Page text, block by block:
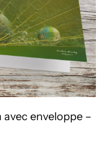
avec enveloppe –